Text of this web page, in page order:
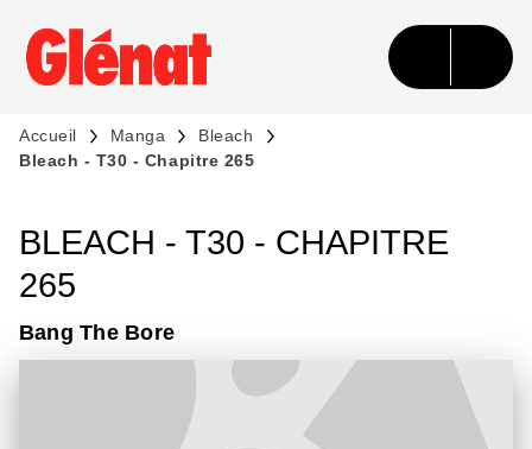
MENU RECHERCHE CONTENU
PIED DE PAGE
Accueil Manga
Bleach
Bleach - T30 - Chapitre 265
BLEACH - T30 - CHAPITRE
265
Bang The Bore